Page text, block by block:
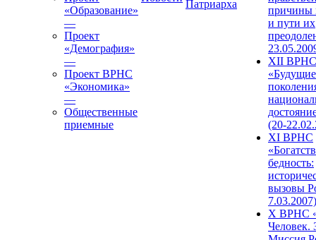
«Образование»
—
Проект
«Демография»
—
Проект ВРНС
«Экономика»
—
Общественные
приемные
Патриарха
причины
и пути их
XII ВРНС
«Будущие
(20-
XI ВРНС
бедность:
вызовы
7.03.2007)
X ВРНС
Человек.